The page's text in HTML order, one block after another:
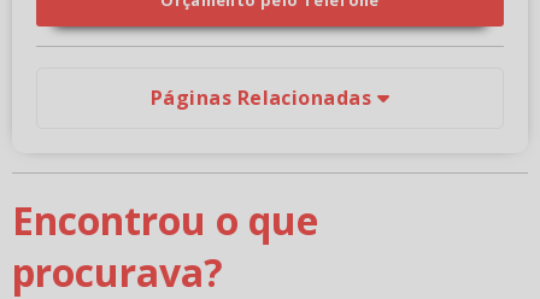
Páginas Relacionadas
Encontrou o que
procurava?